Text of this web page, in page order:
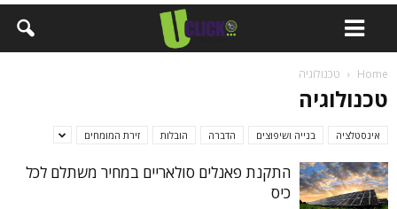
Home טכנולוגיה
טכנולוגיה
אינסטלציה בנייה ושיפוצים הדברה הובלות זירת המומחים
התקנת פאנלים סולאריים במחיר משתלם לכל
כיס